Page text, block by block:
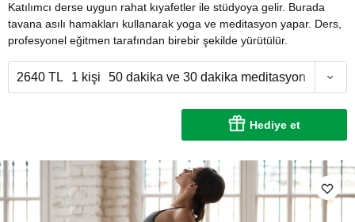
Katılımcı derse uygun rahat kıyafetler ile stüdyoya gelir. Burada
tavana asılı hamakları kullanarak yoga ve meditasyon yapar. Ders,
profesyonel eğitmen tarafından birebir şekilde yürütülür.
2640 TL 1 kişi 50 dakika ve 30 dakika meditasyon
Hediye et